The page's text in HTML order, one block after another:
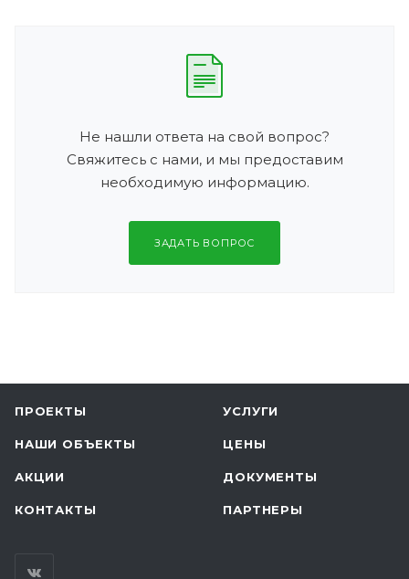
Не нашли ответа на свой вопрос?
Свяжитесь с нами, и мы предоставим
необходимую информацию.
ЗАДАТЬ ВОПРОС
ПРОЕКТЫ УСЛУГИ
НАШИ ОБЪЕКТЫ ЦЕНЫ
АКЦИИ ДОКУМЕНТЫ
КОНТАКТЫ ПАРТНЕРЫ